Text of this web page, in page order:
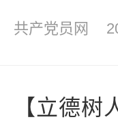
共产党员网
【立德